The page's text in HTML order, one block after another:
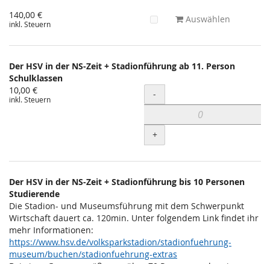
140,00 €
inkl. Steuern Auswählen
Der HSV in der NS-Zeit + Stadionführung ab 11. Person
Schulklassen
10,00 €
inkl. Steuern Menge
-
+
Der HSV in der NS-Zeit + Stadionführung bis 10 Personen
Studierende
Die Stadion- und Museumsführung mit dem Schwerpunkt
Wirtschaft dauert ca. 120min. Unter folgendem Link findet ihr
mehr Informationen:
https://www.hsv.de/volksparkstadion/stadionfuehrung-
museum/buchen/stadionfuehrung-extras